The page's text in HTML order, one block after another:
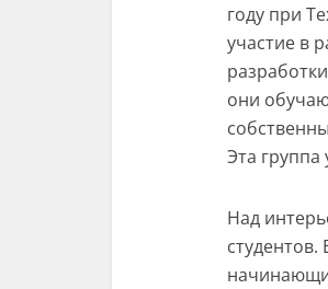
году при
участие в
они
Эта группа
Над